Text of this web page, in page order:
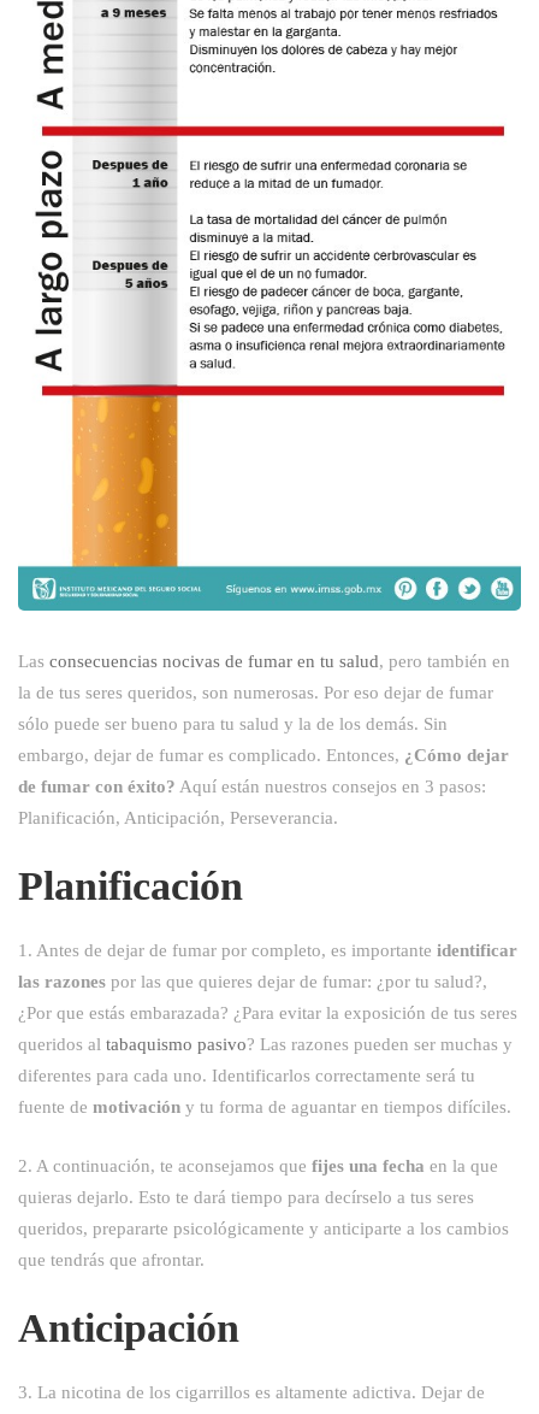
7
CONSEJOS
PARA
DEJAR
DE
FUMAR
Las consecuencias nocivas de fumar en tu salud, pero también en
la de tus seres queridos, son numerosas. Por eso dejar de fumar
sólo puede ser bueno para tu salud y la de los demás. Sin
embargo, dejar de fumar es complicado. Entonces, ¿Cómo dejar
de fumar con éxito? Aquí están nuestros consejos en 3 pasos:
Planificación, Anticipación, Perseverancia.
Planificación
1. Antes de dejar de fumar por completo, es importante identificar
las razones por las que quieres dejar de fumar: ¿por tu salud?,
¿Por que estás embarazada? ¿Para evitar la exposición de tus seres
queridos al tabaquismo pasivo? Las razones pueden ser muchas y
diferentes para cada uno. Identificarlos correctamente será tu
fuente de motivación y tu forma de aguantar en tiempos difíciles.
2. A continuación, te aconsejamos que fijes una fecha en la que
quieras dejarlo. Esto te dará tiempo para decírselo a tus seres
queridos, prepararte psicológicamente y anticiparte a los cambios
que tendrás que afrontar.
Anticipación
3. La nicotina de los cigarrillos es altamente adictiva. Dejar de